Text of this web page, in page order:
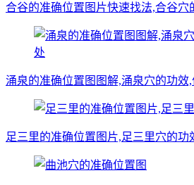
合谷的准确位置图片快速找法,合谷穴
涌泉的准确位置图图解,涌泉穴的功效
足三里的准确位置图片,足三里穴的功